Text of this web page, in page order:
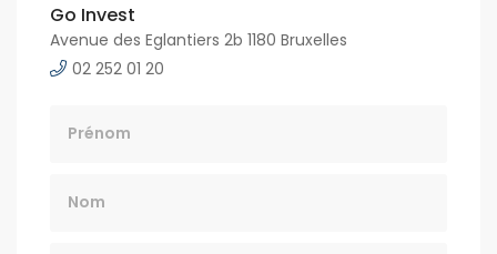
Go Invest
Avenue des Eglantiers 2b 1180 Bruxelles
02 252 01 20